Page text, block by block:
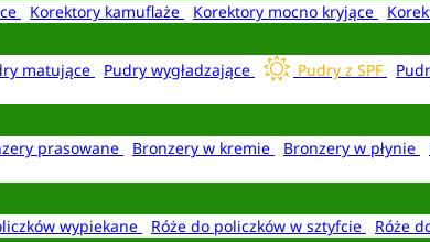
Korektory kamuflaże Korektory mocno kryjące
matujące Pudry wygładzające Pudry z SPF
prasowane Bronzery w kremie Bronzery w płynie
wypiekane Róże do policzków w sztyfcie Róże